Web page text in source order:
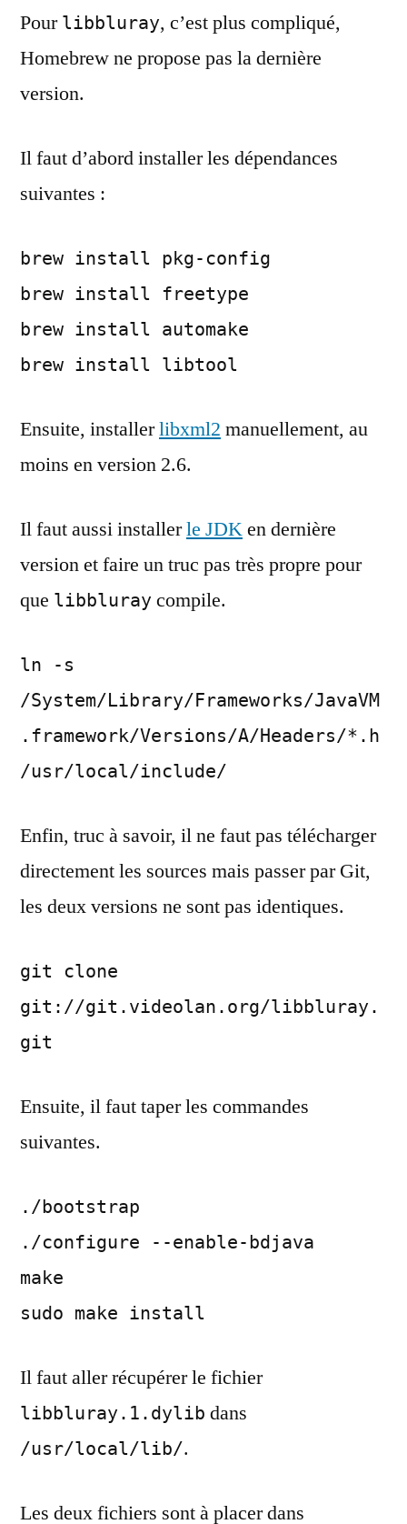
Pour libbluray, c’est plus compliqué,
Homebrew ne propose pas la dernière
version.
Il faut d’abord installer les dépendances
suivantes :
brew install pkg-config
brew install freetype
brew install automake
brew install libtool
Ensuite, installerlibxml2 manuellement, au
moins en version 2.6.
Il faut aussi installerle JDKen dernière
version et faire un truc pas très propre pour
que libbluray compile.
ln -s
/System/Library/Frameworks/JavaVM
.framework/Versions/A/Headers/*.h
/usr/local/include/
Enfin, truc à savoir, il ne faut pas télécharger
directement les sources mais passer par Git,
les deux versions ne sont pas identiques.
git clone
git://git.videolan.org/libbluray.
git
Ensuite, il faut taper les commandes
suivantes.
./bootstrap
./configure --enable-bdjava
make
sudo make install
Il faut aller récupérer le fichier
libbluray.1.dylib dans
/usr/local/lib/.
Les deux fichiers sont à placer dans